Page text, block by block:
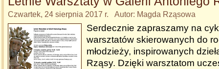
Czwartek, 24 sierpnia 2017 r. Autor: Magda Rząsowa
Serdecznie zapraszamy na
warsztatów skierowanych do
młodzieży, inspirowanych
Rząsy. Dzięki warsztatom